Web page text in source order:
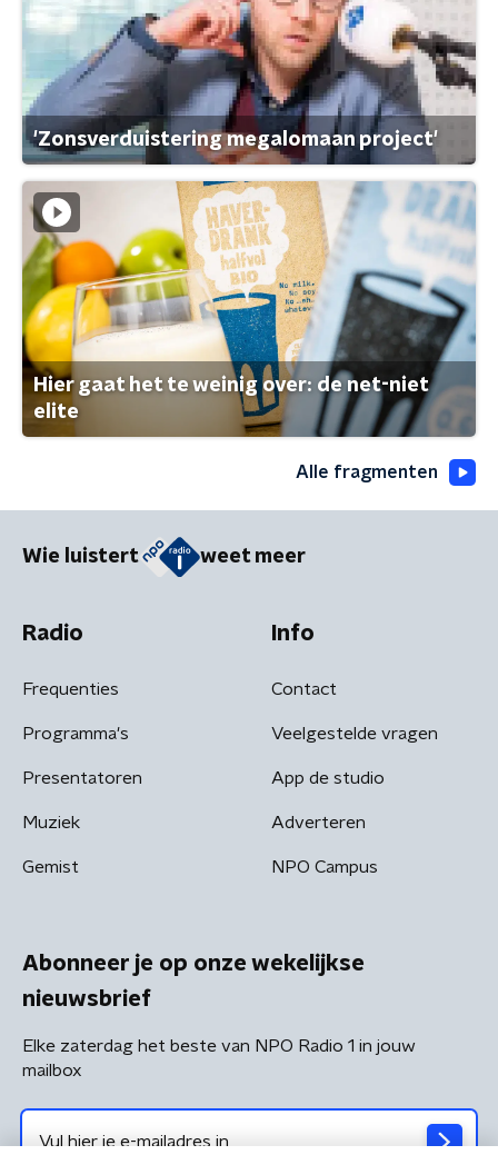
'Zonsverduistering megalomaan project'
Hier gaat het te weinig over: de net-niet
elite
Alle fragmenten
Wie luistert weet meer
Radio
Frequenties
Programma's
Presentatoren
Muziek
Gemist
Info
Contact
Veelgestelde vragen
App de studio
Adverteren
NPO Campus
Abonneer je op onze wekelijkse
nieuwsbrief
Elke zaterdag het beste van NPO Radio 1 in jouw
mailbox